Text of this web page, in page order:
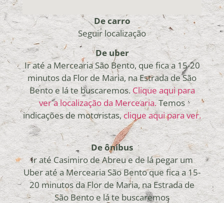
De carro
Seguir localização
De uber
Ir até a Mercearia São Bento, que fica a 15-20
minutos da Flor de Maria, na Estrada de São
Bento e lá te buscaremos.Clique aqui para
ver a localização da Mercearia.Temos
indicações de motoristas,clique aqui para ver.
De ônibus
Ir até Casimiro de Abreu e de lá pegar um
Uber até a Mercearia São Bento que fica a 15-
20 minutos da Flor de Maria, na Estrada de
São Bento e lá te buscaremos